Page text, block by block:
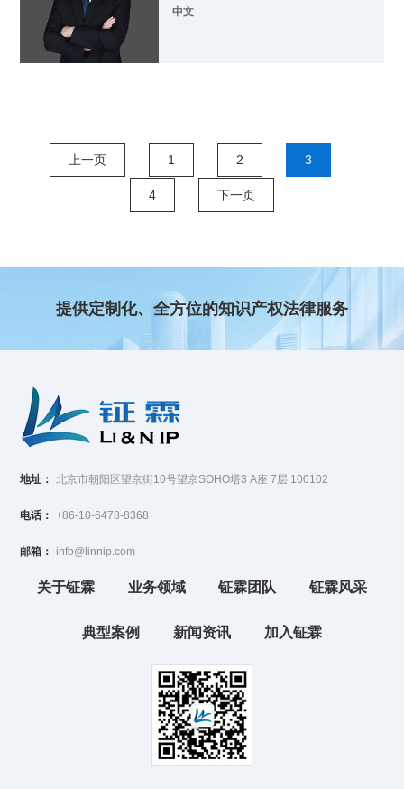
中文
上一页 1 2 3
4 下一页
提供定制化、全方位的知识产权法律服务
地址： 北京市朝阳区望京街10号望京SOHO塔3 A座 7层 100102
电话： +86-10-6478-8368
邮箱： info@linnip.com
关于钲霖 业务领域 钲霖团队 钲霖风采
典型案例 新闻资讯 加入钲霖